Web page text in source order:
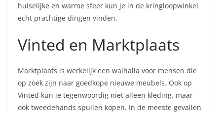
huiselijke en warme sfeer kun je in de kringloopwinkel
echt prachtige dingen vinden.
Vinted en Marktplaats
Marktplaats is werkelijk een walhalla voor mensen die
op zoek zijn naar goedkope nieuwe meubels. Ook op
Vinted kun je tegenwoordig niet alleen kleding, maar
ook tweedehands spullen kopen. In de meeste gevallen